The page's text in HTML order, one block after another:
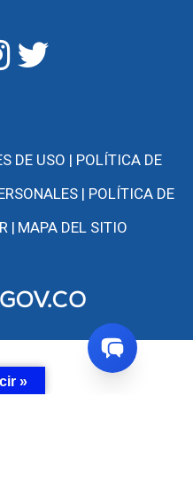
DE USO | POLÍTICA DE
| POLÍTICA DE
| MAPA DEL SITIO
»